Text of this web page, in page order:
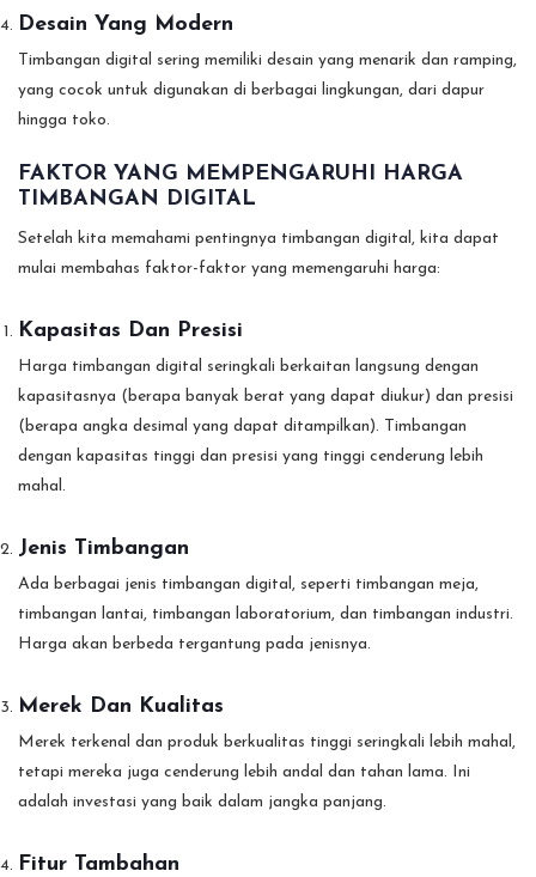
Desain Yang Modern
Timbangan digital sering memiliki desain yang menarik dan ramping,
yang cocok untuk digunakan di berbagai lingkungan, dari dapur
hingga toko.
FAKTOR YANG MEMPENGARUHI HARGA
TIMBANGAN DIGITAL
Setelah kita memahami pentingnya timbangan digital, kita dapat
mulai membahas faktor-faktor yang memengaruhi harga:
Kapasitas Dan Presisi
Harga timbangan digital seringkali berkaitan langsung dengan
kapasitasnya (berapa banyak berat yang dapat diukur) dan presisi
(berapa angka desimal yang dapat ditampilkan). Timbangan
dengan kapasitas tinggi dan presisi yang tinggi cenderung lebih
mahal.
Jenis Timbangan
Ada berbagai jenis timbangan digital, seperti timbangan meja,
timbangan lantai, timbangan laboratorium, dan timbangan industri.
Harga akan berbeda tergantung pada jenisnya.
Merek Dan Kualitas
Merek terkenal dan produk berkualitas tinggi seringkali lebih mahal,
tetapi mereka juga cenderung lebih andal dan tahan lama. Ini
adalah investasi yang baik dalam jangka panjang.
Fitur Tambahan